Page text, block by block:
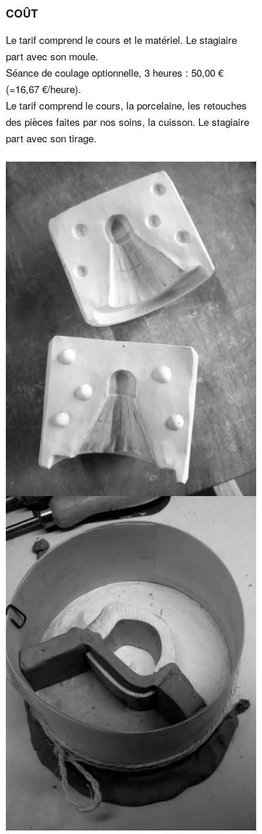
COÛT
Le tarif comprend le cours et le matériel. Le stagiaire
part avec son moule.
Séance de coulage optionnelle, 3 heures : 50,00 €
(=16,67 €/heure).
Le tarif comprend le cours, la porcelaine, les retouches
des pièces faites par nos soins, la cuisson. Le stagiaire
part avec son tirage.